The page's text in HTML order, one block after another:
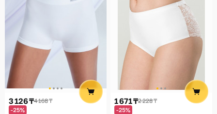
3 126 ₸4 168 ₸
-25%
1 671 ₸2 228 ₸
-25%